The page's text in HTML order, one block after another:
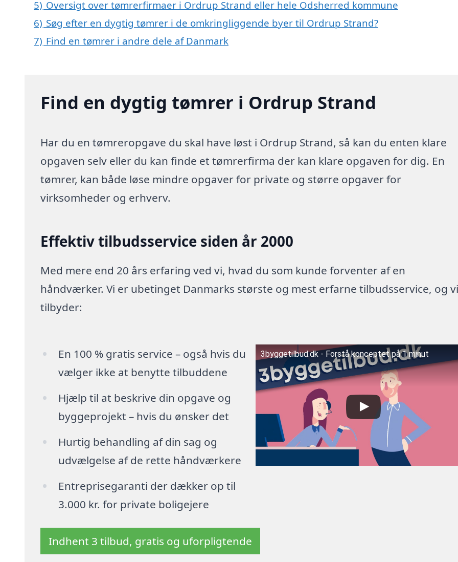
5) Oversigt over tømrerfirmaer i Ordrup Strand eller hele Odsherred kommune
6) Søg efter en dygtig tømrer i de omkringliggende byer til Ordrup Strand?
7) Find en tømrer i andre dele af Danmark
Find en dygtig tømrer i Ordrup Strand
Har du en tømreropgave du skal have løst i Ordrup Strand, så kan du enten klare
opgaven selv eller du kan finde et tømrerfirma der kan klare opgaven for dig. En
tømrer, kan både løse mindre opgaver for private og større opgaver for
virksomheder og erhverv.
Effektiv tilbudsservice siden år 2000
Med mere end 20 års erfaring ved vi, hvad du som kunde forventer af en
håndværker. Vi er ubetinget Danmarks største og mest erfarne tilbudsservice, og
tilbyder:
En 100 % gratis service – også hvis du
vælger ikke at benytte tilbuddene
Hjælp til at beskrive din opgave og
byggeprojekt – hvis du ønsker det
Hurtig behandling af din sag og
udvælgelse af de rette håndværkere
Entreprisegaranti der dækker op til
3.000 kr. for private boligejere
3byggetilbud.dk - Forstå konceptet på 1 minut
Indhent 3 tilbud, gratis og uforpligtende